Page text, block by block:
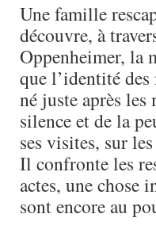
Une famille
découvre, à
Oppenheimer, la
que l’identité
né juste après les
silence et de la
ses visites, sur
Il confronte les
actes, une chose
sont encore au